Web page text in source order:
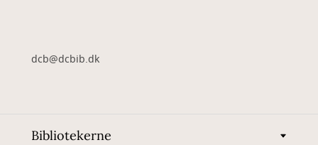
dcb@dcbib.dk
Bibliotekerne